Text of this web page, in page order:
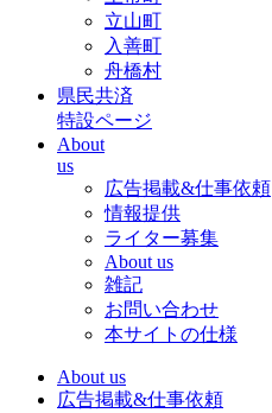
立山町
入善町
舟橋村
県民共済
特設ページ
About
us
広告掲載&仕事依頼
情報提供
ライター募集
About us
雑記
お問い合わせ
本サイトの仕様
About us
広告掲載&仕事依頼